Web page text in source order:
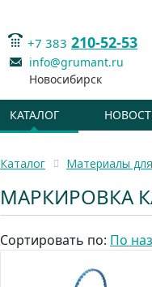
+7 383 210-52-53
info@grumant.ru
Новосибирск
КАТАЛОГ
Каталог Материалы
МАРКИРОВКА
Сортировать по: По